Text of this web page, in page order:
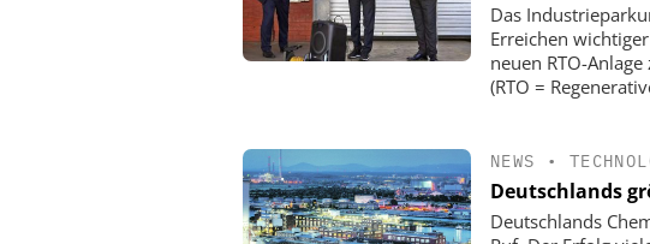
Das
Erreichen
neuen RTO-
(RTO =
NEWS •
Deutschlands
Deutschlands
EPAL DEUTSCHLAND E.V.
EPAL CP-Paletten:
Qualitätsgesicherter Standard für die
Chemielogistik von heute und